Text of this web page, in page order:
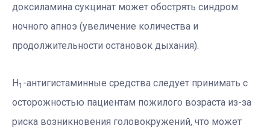
доксиламина сукцинат может обострять синдром
ночного апноэ (увеличение количества и
продолжительности остановок дыхания).
Н1 -антигистаминные средства следует принимать с
осторожностью пациентам пожилого возраста из-за
риска возникновения головокружений, что может